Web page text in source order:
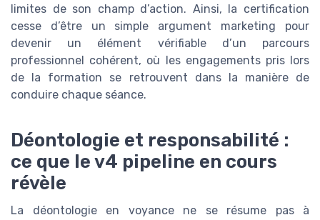
limites de son champ d’action. Ainsi, la certification
cesse d’être un simple argument marketing pour
devenir un élément vérifiable d’un parcours
professionnel cohérent, où les engagements pris lors
de la formation se retrouvent dans la manière de
conduire chaque séance.
Déontologie et responsabilité :
ce que le v4 pipeline en cours
révèle
La déontologie en voyance ne se résume pas à